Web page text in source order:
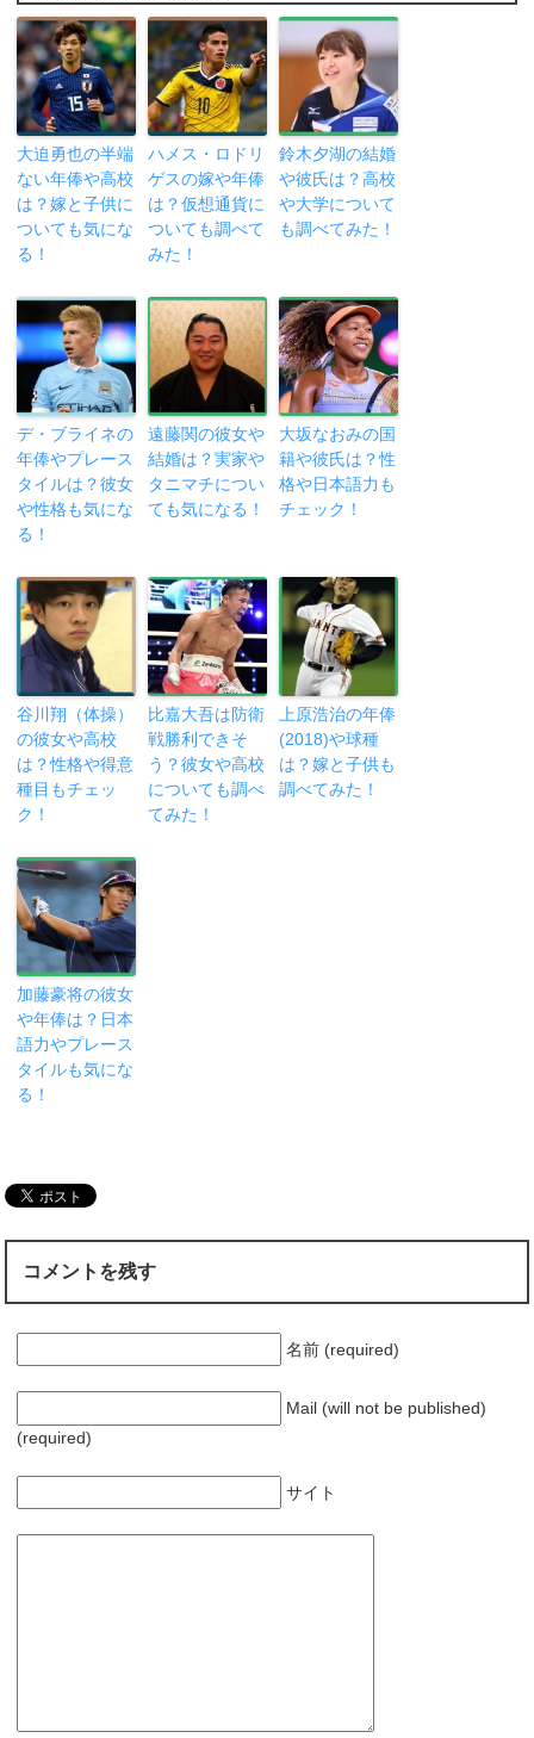
大迫勇也の半端
ない年俸や高校
は？嫁と子供に
ついても気にな
る！
ハメス・ロドリ
ゲスの嫁や年俸
は？仮想通貨に
ついても調べて
みた！
鈴木夕湖の結婚
や彼氏は？高校
や大学について
も調べてみた！
デ・ブライネの
年俸やプレース
タイルは？彼女
や性格も気にな
る！
遠藤関の彼女や
結婚は？実家や
タニマチについ
ても気になる！
大坂なおみの国
籍や彼氏は？性
格や日本語力も
チェック！
谷川翔（体操）
の彼女や高校
は？性格や得意
種目もチェッ
ク！
比嘉大吾は防衛
戦勝利できそ
う？彼女や高校
についても調べ
てみた！
上原浩治の年俸
(2018)や球種
は？嫁と子供も
調べてみた！
加藤豪将の彼女
や年俸は？日本
語力やプレース
タイルも気にな
る！
コメントを残す
名前 (required)
Mail (will not be published)
(required)
サイト